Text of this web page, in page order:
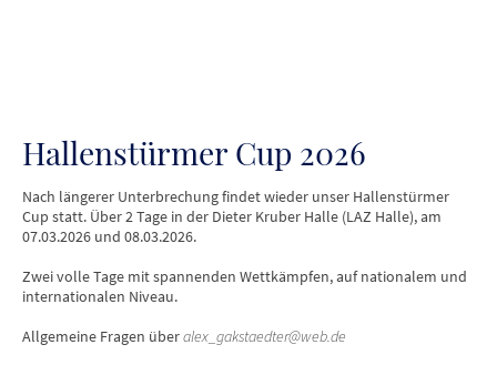
Hallenstürmer Cup 2026
Nach längerer Unterbrechung findet wieder unser Hallenstürmer
Cup statt. Über 2 Tage in der Dieter Kruber Halle (LAZ Halle), am
07.03.2026 und 08.03.2026.
Zwei volle Tage mit spannenden Wettkämpfen, auf nationalem und
internationalen Niveau.
Allgemeine Fragen überalex_gakstaedter@web.de